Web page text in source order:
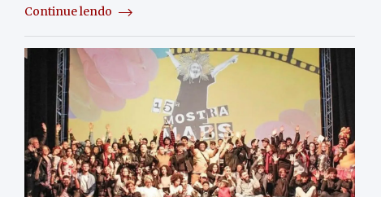
Continue lendo